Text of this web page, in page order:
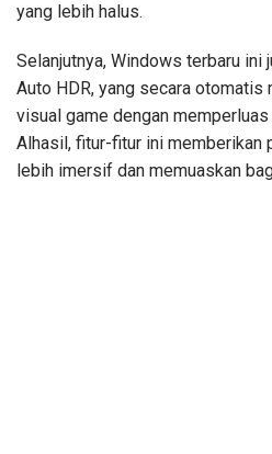
yang lebih halus.
Selanjutnya, Windows terbaru ini
Auto HDR, yang secara otomatis
visual game dengan
Alhasil, fitur-fitur ini memberikan
lebih imersif dan memuaskan